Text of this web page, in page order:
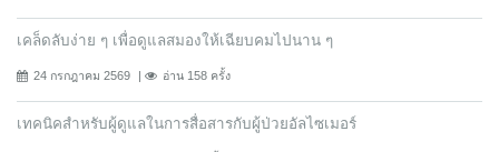
เคล็ดลับง่าย ๆ เพื่อดูแลสมองให้เฉียบคมไปนาน ๆ
24 กรกฎาคม 2569 อ่าน 158 ครั้ง
เทคนิคสำหรับผู้ดูแลในการสื่อสารกับผู้ป่วยอัลไซเมอร์